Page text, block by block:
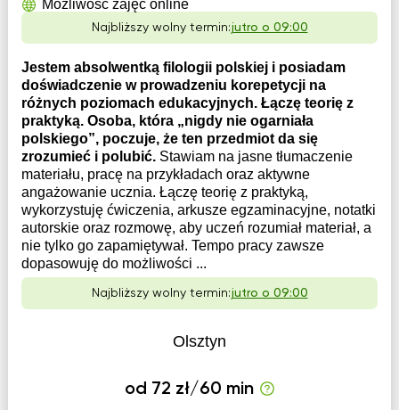
Możliwość zajęć online
Najbliższy wolny termin:jutro o 09:00
Jestem absolwentką filologii polskiej i posiadam
doświadczenie w prowadzeniu korepetycji na
różnych poziomach edukacyjnych. Łączę teorię z
praktyką. Osoba, która „nigdy nie ogarniała
polskiego”, poczuje, że ten przedmiot da się
zrozumieć i polubić. Stawiam na jasne tłumaczenie
materiału, pracę na przykładach oraz aktywne
angażowanie ucznia. Łączę teorię z praktyką,
wykorzystuję ćwiczenia, arkusze egzaminacyjne, notatki
autorskie oraz rozmowę, aby uczeń rozumiał materiał, a
nie tylko go zapamiętywał. Tempo pracy zawsze
dopasowuję do możliwości ...
Najbliższy wolny termin:jutro o 09:00
Olsztyn
od 72 zł/60 min